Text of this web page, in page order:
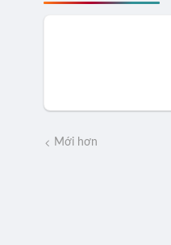
Mới hơn